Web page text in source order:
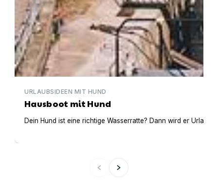
URLAUBSIDEEN MIT HUND
Hausboot mit Hund
Dein Hund ist eine richtige Wasserratte? Dann wird er